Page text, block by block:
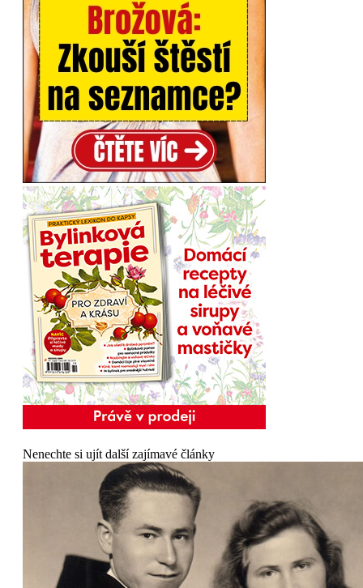
Nenechte si ujít další zajímavé články